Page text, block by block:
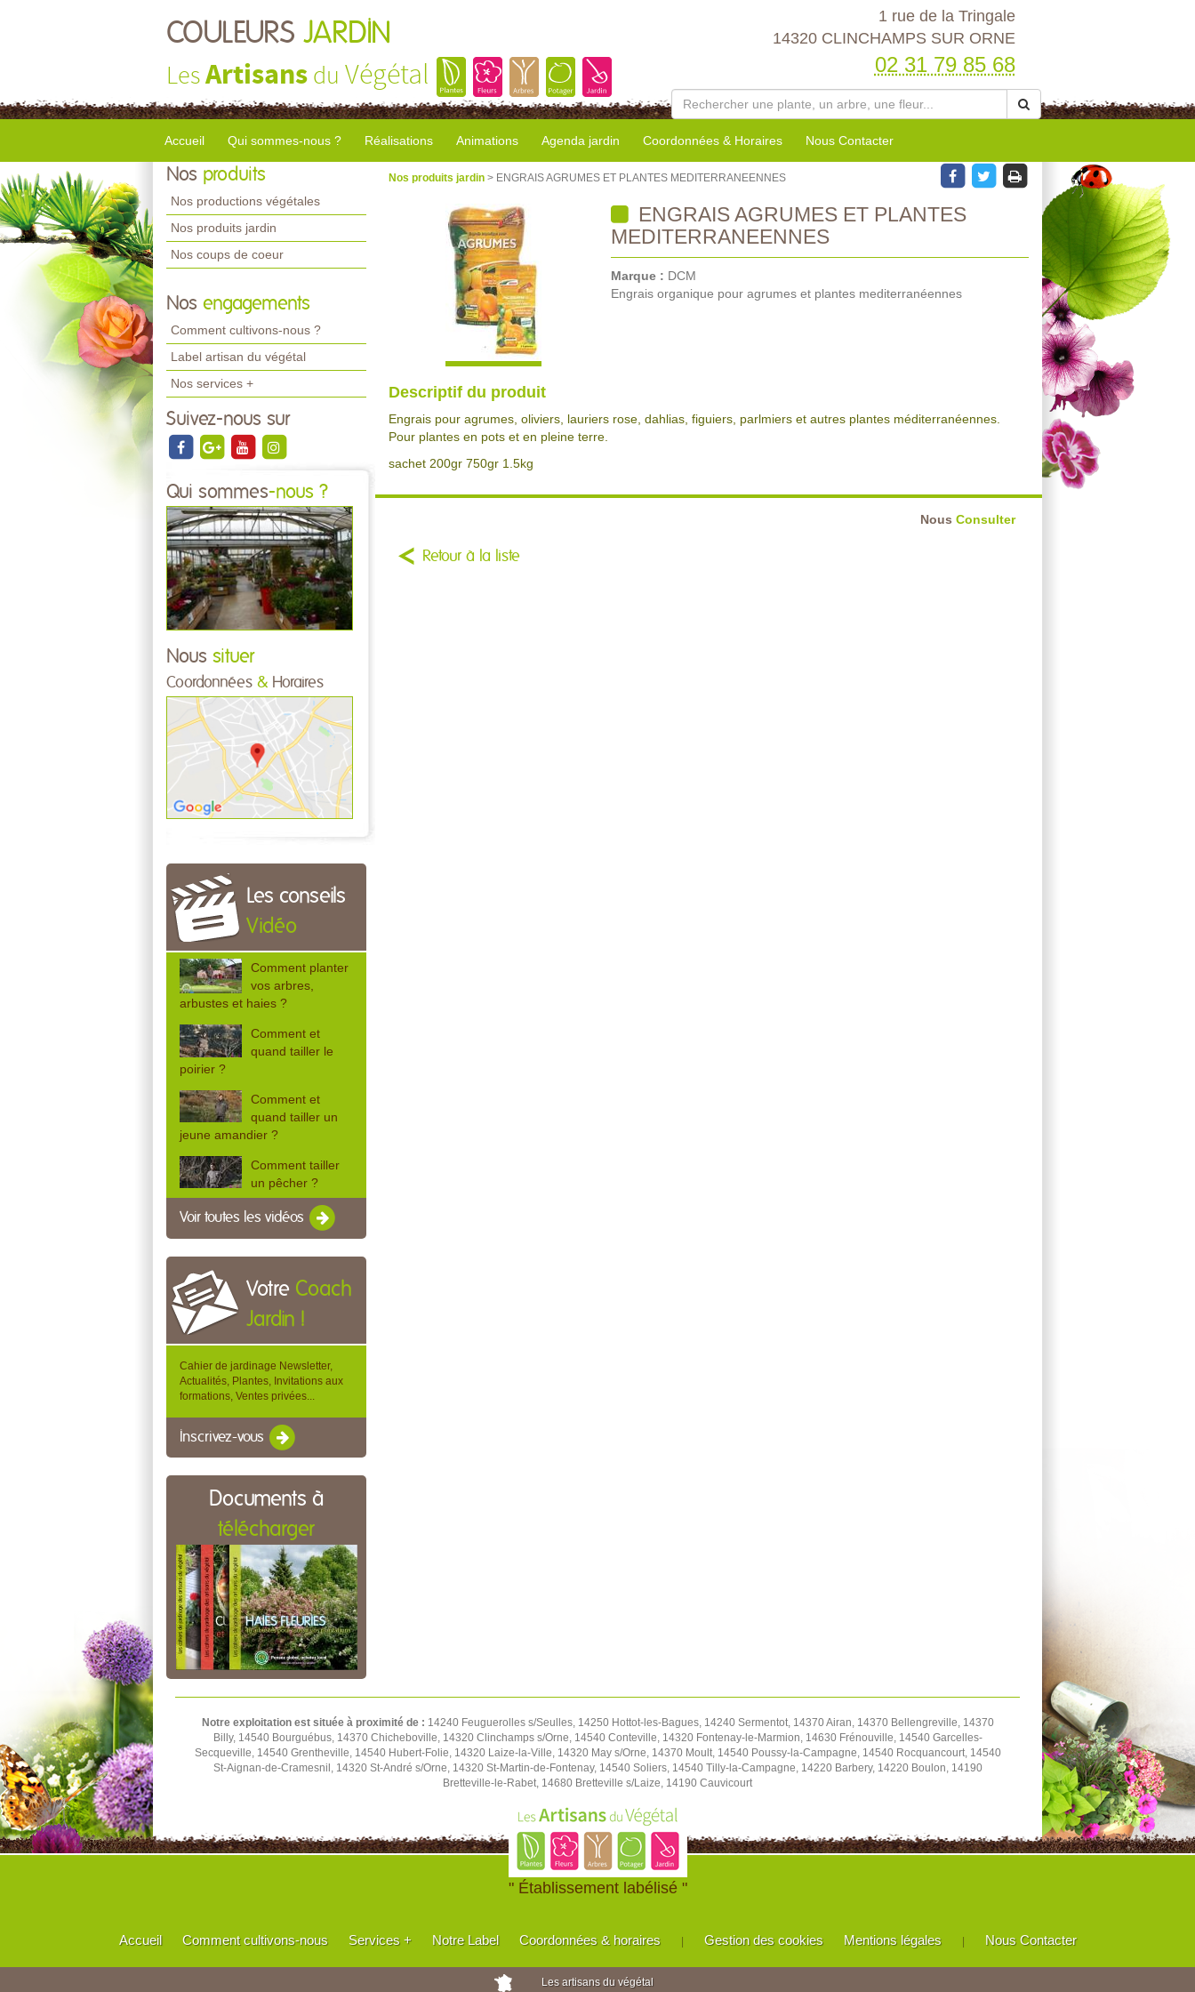
COULEURS JARDIN
LesArtisans du Végétal
1 rue de la Tringale
14320 CLINCHAMPS SUR ORNE
02 31 79 85 68
Accueil Qui sommes-nous ? Réalisations Animations Agenda jardin Coordonnées & Horaires Nous Contacter
Nos produits
Nos productions végétales
Nos produits jardin
Nos coups de coeur
Nos engagements
Comment cultivons-nous ?
Label artisan du végétal
Nos services +
Suivez-nous sur
Qui sommes-nous ?
Nous situer
Coordonnées & Horaires
Les conseils
Vidéo
Comment planter
vos arbres,
arbustes et haies ?
Comment et
quand tailler le
poirier ?
Comment et
quand tailler un
jeune amandier ?
Comment tailler
un pêcher ?
Voir toutes les vidéos
Votre Coach
Jardin !
Cahier de jardinage Newsletter,
Actualités, Plantes, Invitations aux
formations, Ventes privées...
Inscrivez-vous
Documents à
télécharger
Nos produits jardin > ENGRAIS AGRUMES ET PLANTES MEDITERRANEENNES
ENGRAIS AGRUMES ET PLANTES
MEDITERRANEENNES
Marque : DCM
Engrais organique pour agrumes et plantes mediterranéennes
Descriptif du produit
Engrais pour agrumes, oliviers, lauriers rose, dahlias, figuiers, parlmiers et autres plantes méditerranéennes.
Pour plantes en pots et en pleine terre.
sachet 200gr 750gr 1.5kg
Nous Consulter
Retour à la liste
Notre exploitation est située à proximité de : 14240 Feuguerolles s/Seulles, 14250 Hottot-les-Bagues, 14240 Sermentot, 14370 Airan, 14370 Bellengreville, 14370
Billy, 14540 Bourguébus, 14370 Chicheboville, 14320 Clinchamps s/Orne, 14540 Conteville, 14320 Fontenay-le-Marmion, 14630 Frénouville, 14540 Garcelles-
Secqueville, 14540 Grentheville, 14540 Hubert-Folie, 14320 Laize-la-Ville, 14320 May s/Orne, 14370 Moult, 14540 Poussy-la-Campagne, 14540 Rocquancourt, 14540
St-Aignan-de-Cramesnil, 14320 St-André s/Orne, 14320 St-Martin-de-Fontenay, 14540 Soliers, 14540 Tilly-la-Campagne, 14220 Barbery, 14220 Boulon, 14190
Bretteville-le-Rabet, 14680 Bretteville s/Laize, 14190 Cauvicourt
" Établissement labélisé "
Accueil Comment cultivons-nous Services + Notre Label Coordonnées & horaires Gestion des cookies Mentions légales Nous Contacter
Les artisans du végétal